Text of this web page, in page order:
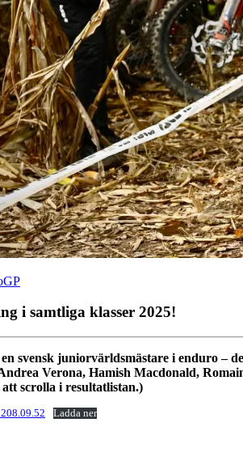
i samtliga klasser 2025!
svensk juniorvärldsmästare i enduro –
Verona, Hamish Macdonald,
scrolla i resultatlistan.)
Ladda ner